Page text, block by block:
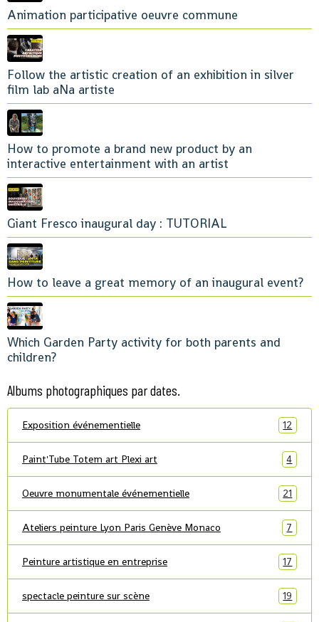
Animation participative oeuvre commune
Follow the artistic creation of an exhibition in silver
film lab aNa artiste
How to promote a brand new product by an
interactive entertainment with an artist
Giant Fresco inaugural day : TUTORIAL
How to leave a great memory of an inaugural event?
Which Garden Party activity for both parents and
children?
Albums photographiques par dates.
Exposition événementielle 12
Paint'Tube Totem art Plexi art 4
Oeuvre monumentale événementielle 21
Ateliers peinture Lyon Paris Genève Monaco 7
Peinture artistique en entreprise 17
spectacle peinture sur scène 19